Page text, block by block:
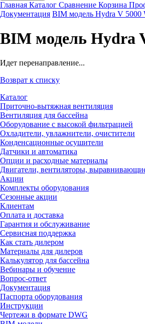
Главная Каталог Сравнение Корзина
Документация BIM модель Hydra V 5000
BIM модель Hydra
Идет перенаправление...
Возврат к списку
Каталог
Приточно-вытяжная вентиляция
Вентиляция для бассейна
Оборудование с высокой фильтрацией
Охладители, увлажнители, очистители
Конденсационные осушители
Датчики и автоматика
Опции и расходные материалы
Двигатели, вентиляторы,
Акции
Комплекты оборудования
Сезонные акции
Клиентам
Оплата и доставка
Гарантия и обслуживание
Сервисная поддержка
Как стать дилером
Материалы для дилеров
Калькулятор для бассейна
Вебинары и обучение
Вопрос-ответ
Документация
Паспорта оборудования
Инструкции
Чертежи в формате DWG